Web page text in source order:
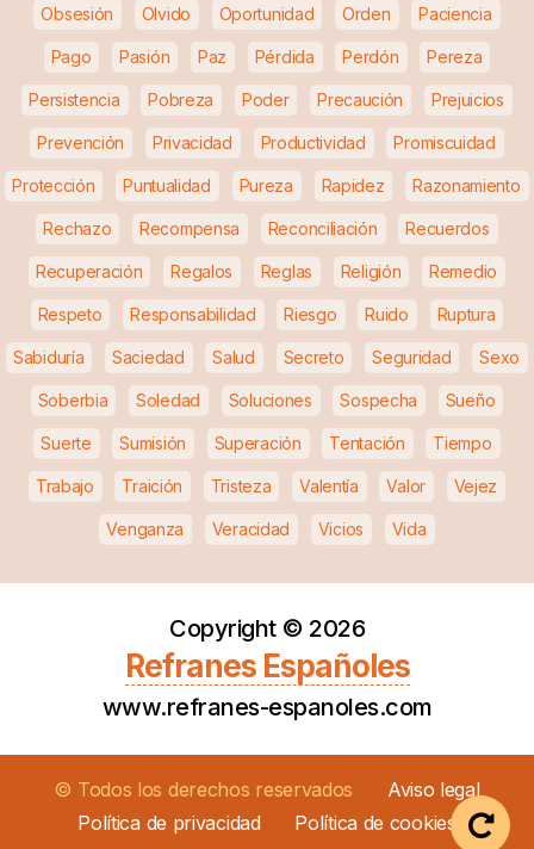
Obsesión Olvido Oportunidad Orden Paciencia
Pago Pasión Paz Pérdida Perdón Pereza
Persistencia Pobreza Poder Precaución Prejuicios
Prevención Privacidad Productividad Promiscuidad
Protección Puntualidad Pureza Rapidez Razonamiento
Rechazo Recompensa Reconciliación Recuerdos
Recuperación Regalos Reglas Religión Remedio
Respeto Responsabilidad Riesgo Ruido Ruptura
Sabiduría Saciedad Salud Secreto Seguridad Sexo
Soberbia Soledad Soluciones Sospecha Sueño
Suerte Sumisión Superación Tentación Tiempo
Trabajo Traición Tristeza Valentía Valor Vejez
Venganza Veracidad Vicios Vida
Copyright © 2026
Refranes Españoles
www.refranes-espanoles.com
© Todos los derechos reservados
Aviso legal
Política de privacidad
Política de cookies